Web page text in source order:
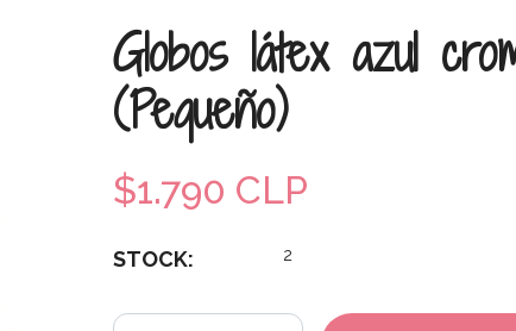
Globos látex azul
(Pequeño)
$1.790 CLP
STOCK: 2